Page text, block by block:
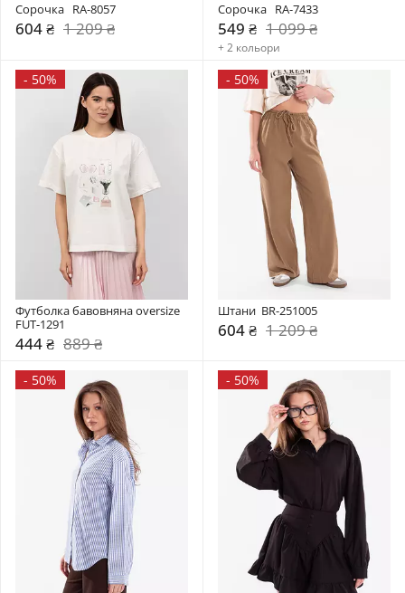
Сорочка   RA-8057
604 ₴ 1 209 ₴
Сорочка   RA-7433
549 ₴ 1 099 ₴
+ 2 кольори
- 50%
Футболка бавовняна oversize
FUT-1291
444 ₴ 889 ₴
- 50%
Штани  BR-251005
604 ₴ 1 209 ₴
- 50% - 50%